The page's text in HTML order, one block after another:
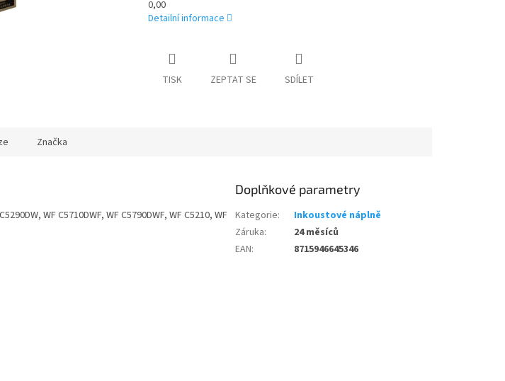
0,00
Detailní informace
TISK ZEPTAT SE SDÍLET
Značka
WF C5710DWF, WF C5790DWF, WF C5210, WF
Doplňkové parametry
Kategorie:
Inkoustové náplně
Záruka:
24 měsíců
EAN: 8715946645346